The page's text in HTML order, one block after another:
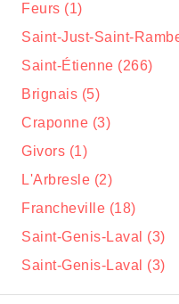
Feurs (1)
Saint-Just-Saint-
Saint-Étienne (266)
Brignais (5)
Craponne (3)
Givors (1)
L'Arbresle (2)
Francheville (18)
Saint-Genis-Laval (3)
Saint-Genis-Laval (3)